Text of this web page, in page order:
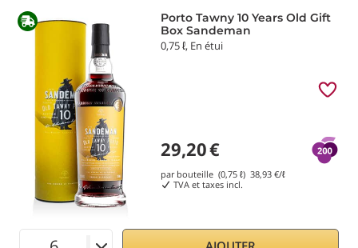
Porto Tawny 10 Years Old Gift
Box Sandeman
0,75 ℓ, En étui
29,20€
par bouteille (0,75 ℓ) 38,93€/ℓ
TVA et taxes incl.